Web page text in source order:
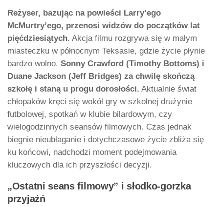
Reżyser, bazując na powieści Larry’ego
McMurtry’ego, przenosi widzów do początków lat
pięćdziesiątych. Akcja filmu rozgrywa się w małym
miasteczku w północnym Teksasie, gdzie życie płynie
bardzo wolno. Sonny Crawford (Timothy Bottoms) i
Duane Jackson (Jeff Bridges) za chwilę skończą
szkołę i staną u progu dorosłości. Aktualnie świat
chłopaków kręci się wokół gry w szkolnej drużynie
futbolowej, spotkań w klubie bilardowym, czy
wielogodzinnych seansów filmowych. Czas jednak
biegnie nieubłaganie i dotychczasowe życie zbliża się
ku końcowi, nadchodzi moment podejmowania
kluczowych dla ich przyszłości decyzji.
„Ostatni seans filmowy” i słodko-gorzka
przyjaźń